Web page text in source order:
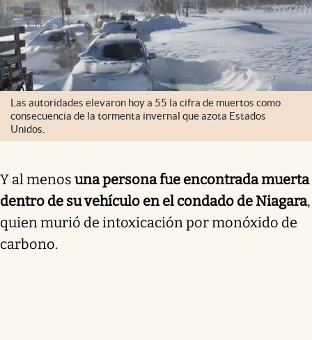
Las autoridades elevaron hoy a 55 la cifra de muertos como
consecuencia de la tormenta invernal que azota Estados
Unidos.
Y al menos una persona fue encontrada muerta
dentro de su vehículo en el condado de Niagara,
quien murió de intoxicación por monóxido de
carbono.